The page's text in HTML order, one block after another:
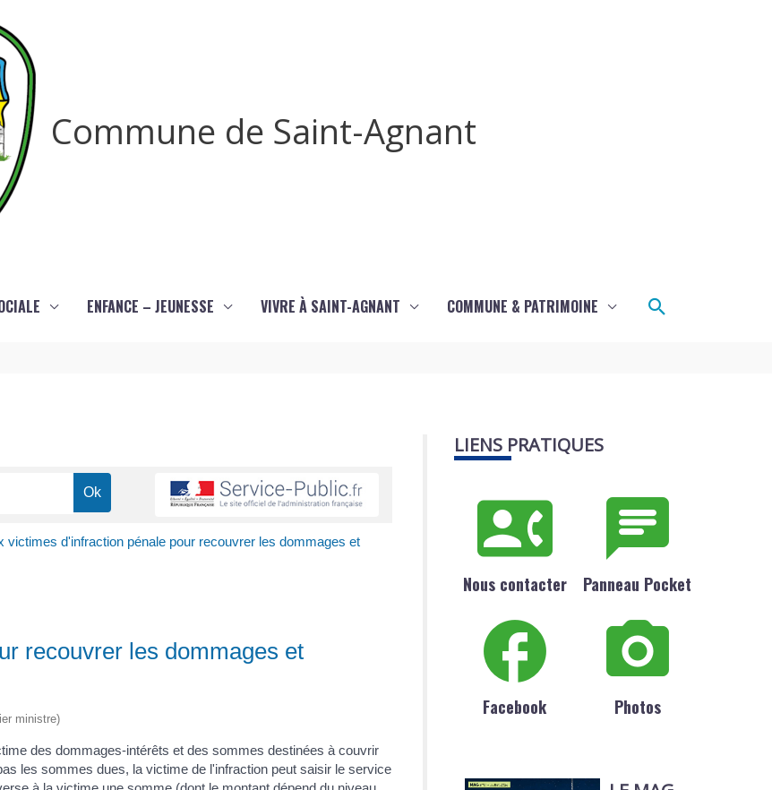
Commune de Saint-Agnant
ENFANCE – JEUNESSE VIVRE À SAINT-AGNANT COMMUNE & PATRIMOINE Rechercher
victimes d'infraction pénale pour recouvrer les dommages et
recouvrer les dommages et
ministre)
des dommages-intérêts et des sommes destinées à couvrir
les sommes dues, la victime de l'infraction peut saisir le service
LIENS PRATIQUES
Nous contacter Panneau Pocket
Facebook Photos